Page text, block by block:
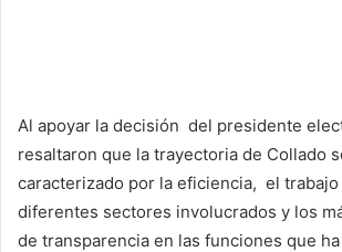
Al apoyar la decisión del presidente
resaltaron que la trayectoria de Collado
caracterizado por la eficiencia, el trabajo
diferentes sectores involucrados y los
de transparencia en las funciones que